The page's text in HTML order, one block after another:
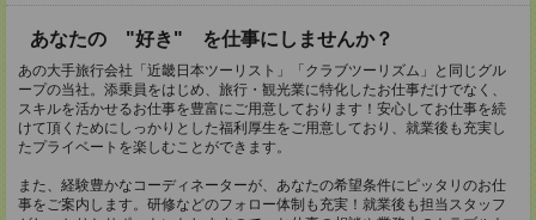
あなたの "好き" を仕事にしませんか？
あの大手旅行会社「近畿日本ツーリスト」「クラブツーリズム」と同じグル
ープの当社。添乗員をはじめ、旅行・観光業に特化したお仕事だけでなく、
スキルを活かせるお仕事を豊富にご用意しております！安心してお仕事を続
けて頂くためにしっかりとした福利厚生をご用意しており、就業後も充実し
たプライベートを楽しむことができます。
また、経験豊かなコーディネーターが、あなたの希望条件にピッタリのお仕
事をご案内します。研修などのフォロー体制も充実！就業後も担当スタッフ